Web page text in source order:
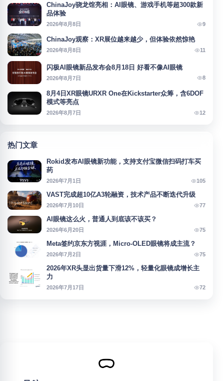
ChinaJoy骁龙馆亮相：AI眼镜、游戏手机等超300款新
品体验
2026年8月8日 9
ChinaJoy观察：XR展位越来越少，但体验依然惊艳
2026年8月8日 11
闪极AI眼镜新品发布会8月18日 好看不像AI眼镜
2026年8月7日 8
8月4日XR眼镜URXR One在Kickstarter众筹，含6DOF
模式等亮点
2026年8月7日 12
热门文章
Rokid发布AI眼镜新功能，支持支付宝微信扫码打车买
药
2026年7月1日 105
VAST完成超10亿A3轮融资，技术产品不断迭代升级
2026年7月10日 77
AI眼镜这么火，普通人到底该不该买？
2026年6月20日 75
Meta签约京东方视涯，Micro-OLED眼镜将成主流？
2026年7月2日 75
2026年XR头显出货量下滑12%，轻量化眼镜成增长主
力
2026年7月17日 72